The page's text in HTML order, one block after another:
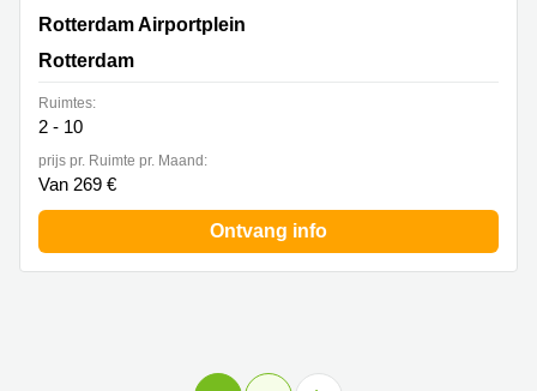
Rotterdam Airportplein 22,1ste verdieping, Rotterdam
Rotterdam Airportplein
Rotterdam
Ruimtes:
2 - 10
prijs pr. Ruimte pr. Maand:
Van 269 €
Ontvang info